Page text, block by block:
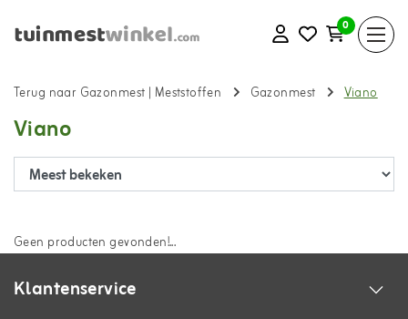
0
Terug naar Gazonmest | Meststoffen Gazonmest Viano
Viano
Geen producten gevonden!...
Klantenservice